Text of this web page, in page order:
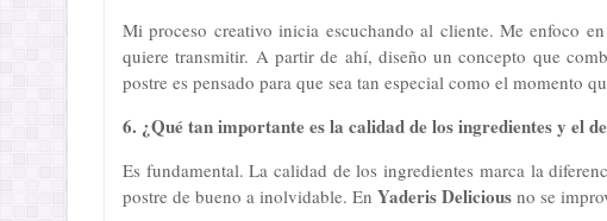
Mi proceso creativo inicia escuchando al cliente. Me enfoco
quiere transmitir. A partir de ahí, diseño un concepto que
postre es pensado para que sea tan especial como el momento
6. ¿Qué tan importante es la calidad de los ingredientes y el
Es fundamental. La calidad de los ingredientes marca la
postre de bueno a inolvidable. En Yaderis Delicious no se